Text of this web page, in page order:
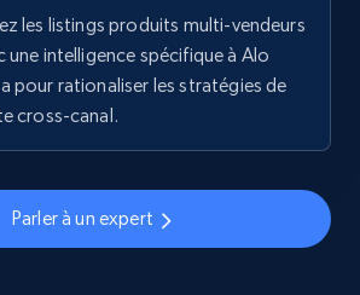
874+ Commencer
les listings produits multi-vendeurs
une intelligence spécifique à Alo
pour rationaliser les stratégies de
cross-canal.
Parler à un expert